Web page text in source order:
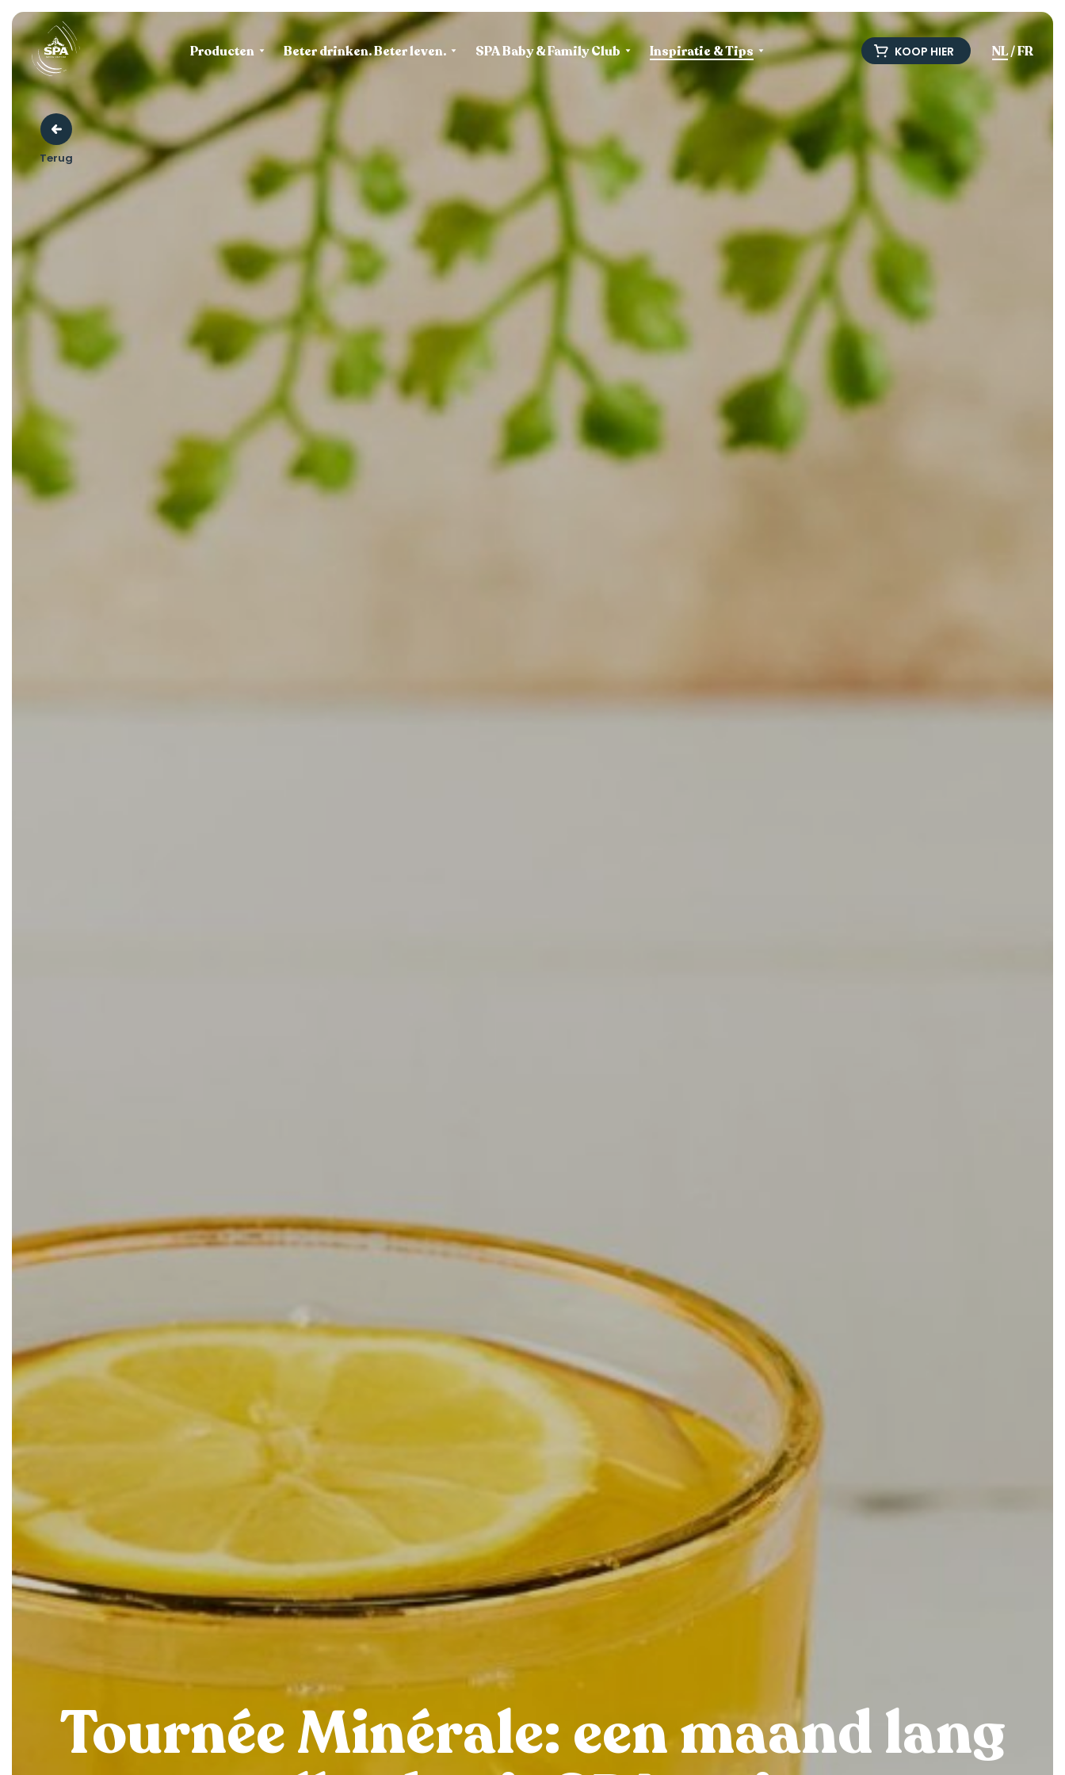
Producten Beter drinken. Beter leven. SPA Baby & Family Club Inspiratie & Tips KOOP HIER NL/FR
Tournée Minérale: een maand lang
Terug